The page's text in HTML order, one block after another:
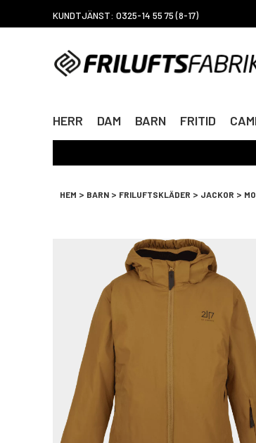
KUNDTJÄNST: 0325-14 55 75 (8-17)
HERR DAM BARN FRITID
HEM > BARN > FRILUFTSKLÄDER > JACKOR >